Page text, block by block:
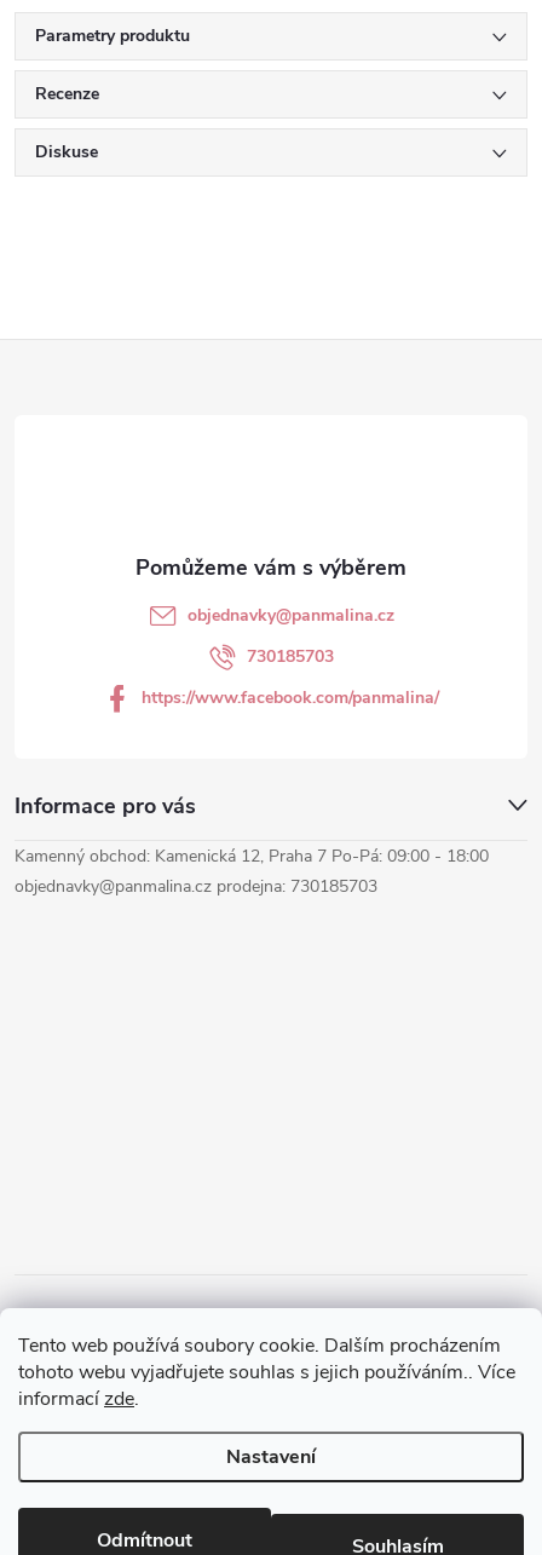
Tento web používá soubory cookie. Dalším procházením
tohoto webu vyjadřujete souhlas s jejich používáním.. Více
informacízde.
Nastavení
Odmítnout Souhlasím
Parametry produktu
Recenze
Diskuse
Informace pro vás
objednavky@panmalina.cz
730185703
https://www.facebook.com/panmalina/
Kamenný obchod: Kamenická 12, Praha 7 Po-Pá: 09:00 - 18:00
objednavky@panmalina.cz prodejna: 730185703
Copyright 2026PanMalina.cz. Všechna práva vyhrazena.Upravit
nastavení cookies